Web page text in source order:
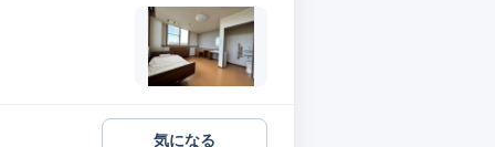
気になる